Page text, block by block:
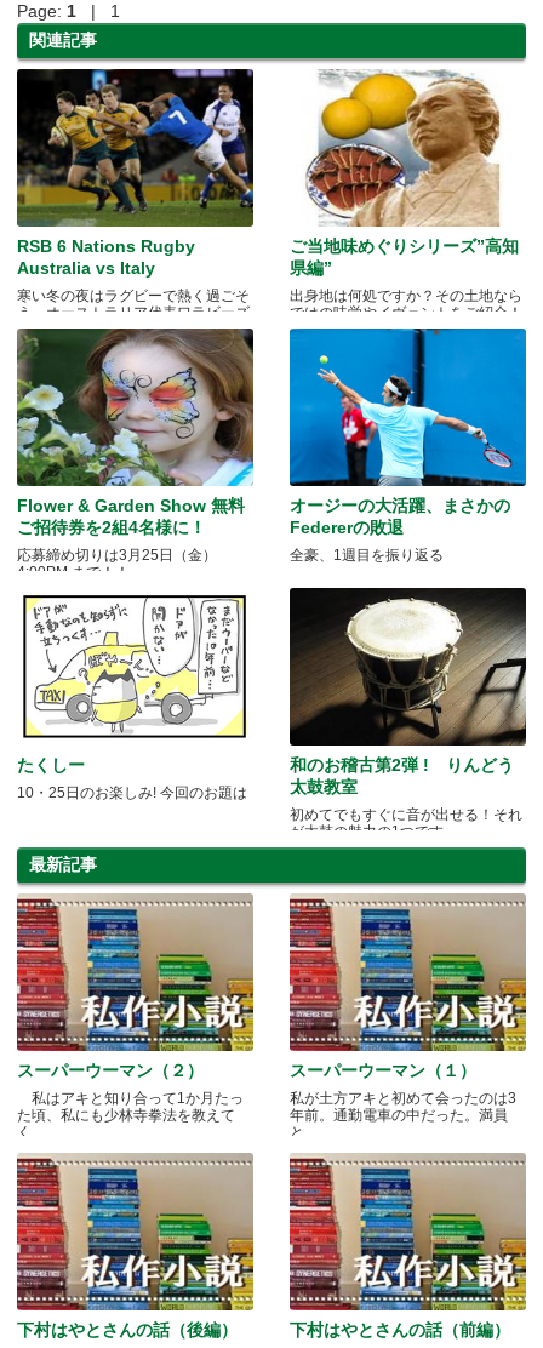
Page: 1 | 1
関連記事
RSB 6 Nations Rugby
Australia vs Italy
寒い冬の夜はラグビーで熱く過ごそ
う。オーストラリア代表ワラビーズ
ご当地味めぐりシリーズ”高知
県編”
出身地は何処ですか？その土地なら
ではの味覚やイヴェントをご紹介！
Flower & Garden Show 無料
ご招待券を2組4名様に！
応募締め切りは3月25日（金）
4:00PM まで！！
オージーの大活躍、まさかの
Federerの敗退
全豪、1週目を振り返る
たくしー
10・25日のお楽しみ! 今回のお題は
和のお稽古第2弾 ! りんどう
太鼓教室
初めてでもすぐに音が出せる！それ
が太鼓の魅力の1つです
最新記事
スーパーウーマン（２）
私はアキと知り合って1か月たっ
た頃、私にも少林寺拳法を教えて
く.....
スーパーウーマン（１）
私が土方アキと初めて会ったのは3
年前。通勤電車の中だった。満員
と.....
下村はやとさんの話（後編） 下村はやとさんの話（前編）